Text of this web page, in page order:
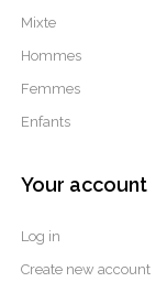
Mixte
Hommes
Femmes
Enfants
Your account
Log in
Create new account